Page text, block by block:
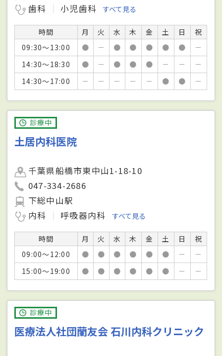
歯科
小児歯科 すべて見る
時間 月 火 水 木 金 土 日
祝
09:30～13:00
● － ● ● ● ● ●
－
14:30～18:30
● － ● ● ● － －
－
14:30～17:00
－ － － － － ● ● －
診療中
土居内科医院
千葉県船橋市東中山1-18-10
047-334-2686
下総中山駅
内科
呼吸器内科 すべて見る
時間 月 火 水 木 金 土 日
祝
09:00～12:00
● ● ● ● ● ● －
－
15:00～19:00
● ● ● ● ● ● － －
診療中
医療法人社団蘭友会 石川内科クリニック